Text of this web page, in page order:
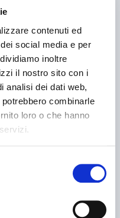
contenuti ed
social media e per
inoltre
il nostro sito con i
analisi dei dati web,
combinarle
loro o che hanno
centerless